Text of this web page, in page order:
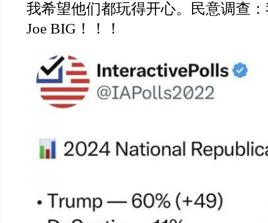
我希望他们都玩得开心。民意调查
Joe BIG ！！！